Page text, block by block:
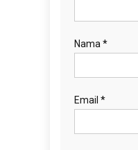
Nama *
Email *